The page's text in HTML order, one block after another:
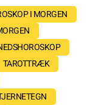
I MORGEN
TAROTTRÆK